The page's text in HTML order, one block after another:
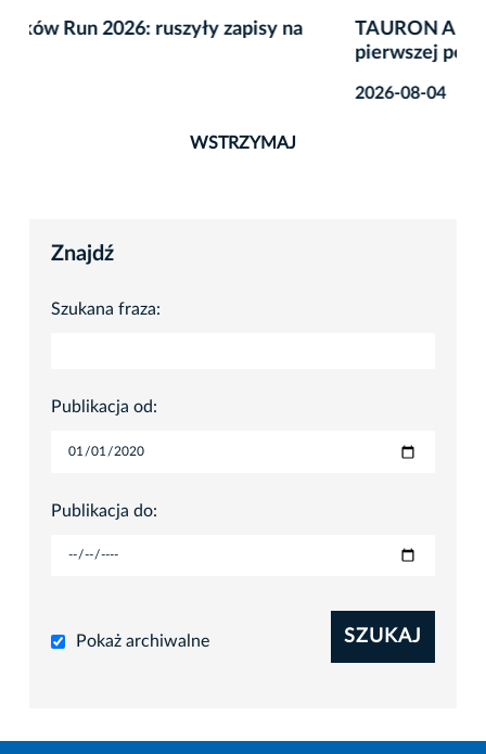
TAURON Arena Kraków – podsumowanie
WSTRZYMAJ
Znajdź
Szukana fraza:
Publikacja od:
Publikacja do:
Pokaż archiwalne SZUKAJ